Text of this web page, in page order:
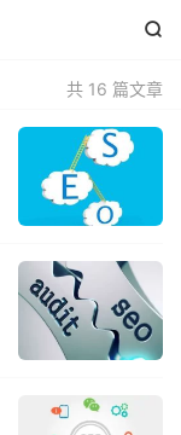

共 16 篇文章